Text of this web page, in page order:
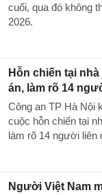
cuối, qua đó không
2026.
Hỗn chiến tại
án, làm rõ 14
Công an TP Hà Nội
cuộc hỗn chiến tại
làm rõ 14 người liên
Người Việt Nam